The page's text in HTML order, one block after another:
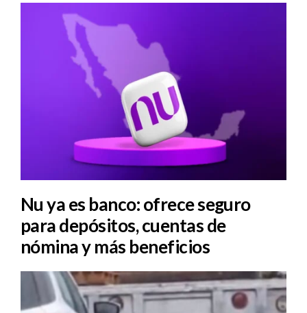
Nu ya es banco: ofrece seguro
para depósitos, cuentas de
nómina y más beneficios